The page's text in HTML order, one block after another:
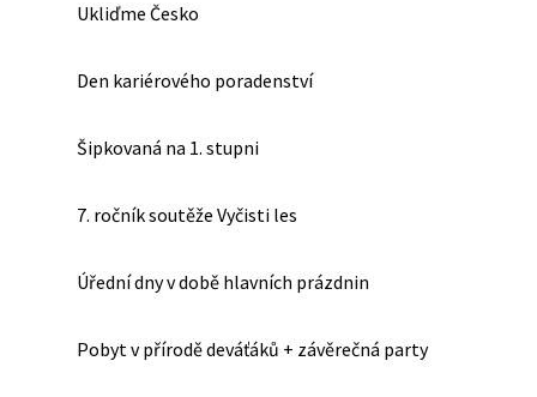
Ukliďme Česko
Den kariérového poradenství
Šipkovaná na 1. stupni
7. ročník soutěže Vyčisti les
Úřední dny v době hlavních prázdnin
Pobyt v přírodě deváťáků + závěrečná party